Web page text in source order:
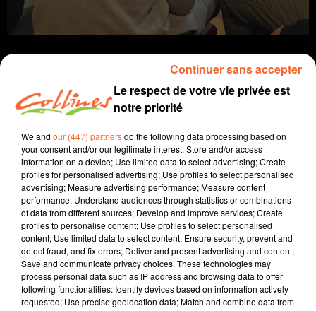
Infos
9 février 2022 - 12 min 43 sec
JOURNAL DU MERCREDI 09 FEVRIER ( MIDI )
Boris Blais
L'info près de chez vous.
Le budget 2022 de l'Agglo 2B voté hier soir.
La communauté de communes du thouarsais vise 5
Millions d'€ d'investissement tous les ans pour les 3
prochaines années.
Le conseil municipal de Bressuire se dit largement
Le respect de votre vie privée est
notre priorité
We and our (447) partnersdo the following data processing based on
your consent and/or our legitimate interest: Store and/or access
information on a device; Use limited data to select advertising; Create
profiles for personalised advertising; Use profiles to select personalised
advertising; Measure advertising performance; Measure content
performance; Understand audiences through statistics or combinations
of data from different sources; Develop and improve services; Create
profiles to personalise content; Use profiles to select personalised
content; Use limited data to select content; Ensure security, prevent and
detect fraud, and fix errors; Deliver and present advertising and content;
Save and communicate privacy choices. These technologies may
process personal data such as IP address and browsing data to offer
following functionalities: Identify devices based on information actively
requested; Use precise geolocation data; Match and combine data from
Continuer sans accepter